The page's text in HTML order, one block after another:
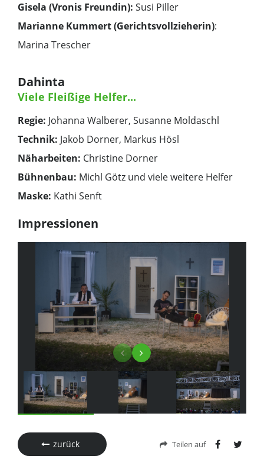
Gisela (Vronis Freundin): Susi Piller
Marianne Kummert (Gerichtsvollzieherin):
Marina Trescher
Dahinta
Viele Fleißige Helfer...
Regie: Johanna Walberer, Susanne Moldaschl
Technik: Jakob Dorner, Markus Hösl
Näharbeiten: Christine Dorner
Bühnenbau: Michl Götz und viele weitere Helfer
Maske: Kathi Senft
Impressionen
zurück Teilen auf